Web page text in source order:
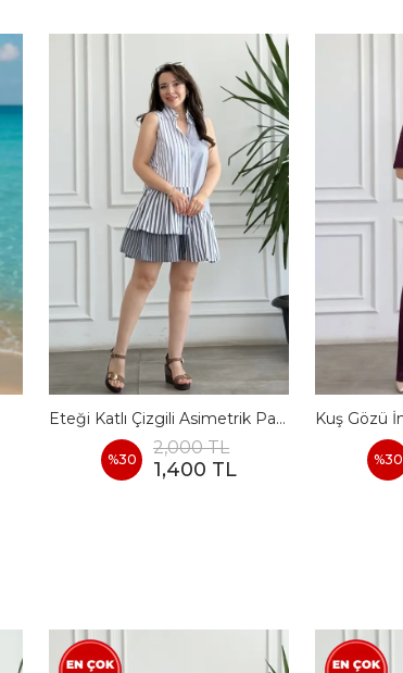
Eteği Katlı Çizgili Asimetrik Pamuk Elbise
%30
2,000 TL
1,400 TL %30